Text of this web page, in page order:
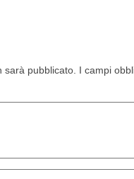
sarà pubblicato. I campi